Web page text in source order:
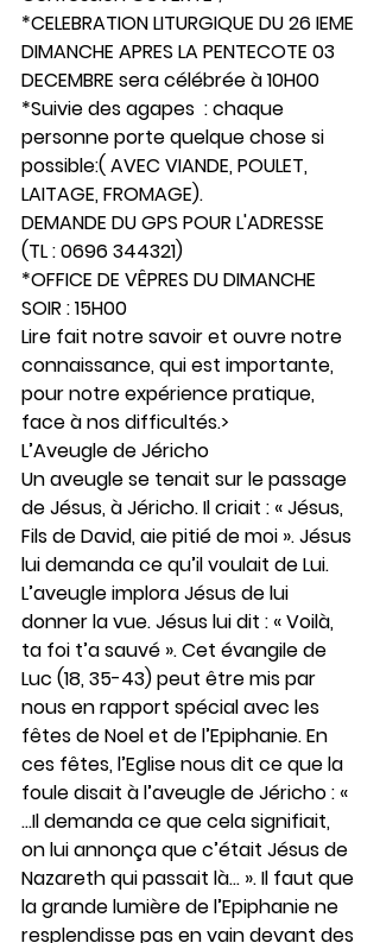
*CELEBRATION LITURGIQUE DU 26 IEME
DIMANCHE APRES LA PENTECOTE 03
DECEMBRE sera célébrée à 10H00
*Suivie des agapes  : chaque
personne porte quelque chose si
possible:( AVEC VIANDE, POULET,
LAITAGE, FROMAGE).
DEMANDE DU GPS POUR L'ADRESSE
(TL : 0696 344321)
*OFFICE DE VÊPRES DU DIMANCHE
SOIR : 15H00
Lire fait notre savoir et ouvre notre
connaissance, qui est importante,
pour notre expérience pratique,
face à nos difficultés.>
L’Aveugle de Jéricho
Un aveugle se tenait sur le passage
de Jésus, à Jéricho. Il criait : « Jésus,
Fils de David, aie pitié de moi ». Jésus
lui demanda ce qu’il voulait de Lui.
L’aveugle implora Jésus de lui
donner la vue. Jésus lui dit : « Voilà,
ta foi t’a sauvé ». Cet évangile de
Luc (18, 35-43) peut être mis par
nous en rapport spécial avec les
fêtes de Noel et de l’Epiphanie. En
ces fêtes, l’Eglise nous dit ce que la
foule disait à l’aveugle de Jéricho : «
…Il demanda ce que cela signifiait,
on lui annonça que c’était Jésus de
Nazareth qui passait là… ». Il faut que
la grande lumière de l’Epiphanie ne
resplendisse pas en vain devant des